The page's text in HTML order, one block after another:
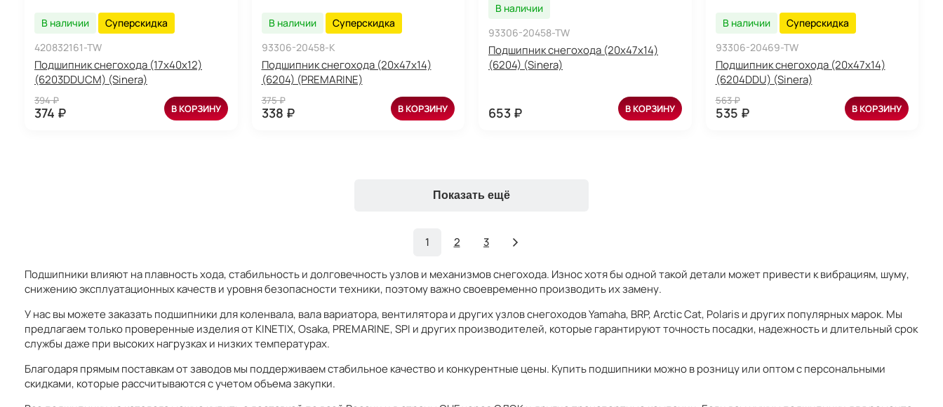
В наличии
Суперскидка
420832161-TW
Подшипник снегохода (17x40x12)
(6203DDUCM) (Sinera)
394 ₽
374 ₽ В КОРЗИНУ
В наличии
Суперскидка
93306-20458-K
Подшипник снегохода (20x47x14)
(6204) (PREMARINE)
375 ₽
338 ₽ В КОРЗИНУ
В наличии
93306-20458-TW
Подшипник снегохода (20x47x14)
(6204) (Sinera)
653 ₽ В КОРЗИНУ
В наличии
Суперскидка
93306-20469-TW
Подшипник снегохода (20x47x14)
(6204DDU) (Sinera)
563 ₽
535 ₽ В КОРЗИНУ
Показать ещё
1 2 3
Подшипники влияют на плавность хода, стабильность и долговечность узлов и механизмов снегохода. Износ хотя бы одной такой детали может привести к вибрациям, шуму,
снижению эксплуатационных качеств и уровня безопасности техники, поэтому важно своевременно производить их замену.
У нас вы можете заказать подшипники для коленвала, вала вариатора, вентилятора и других узлов снегоходов Yamaha, BRP, Arctic Cat, Polaris и других популярных марок. Мы
предлагаем только проверенные изделия от KINETIX, Osaka, PREMARINE, SPI и других производителей, которые гарантируют точность посадки, надежность и длительный срок
службы даже при высоких нагрузках и низких температурах.
Благодаря прямым поставкам от заводов мы поддерживаем стабильное качество и конкурентные цены. Купить подшипники можно в розницу или оптом с персональными
скидками, которые рассчитываются с учетом объема закупки.